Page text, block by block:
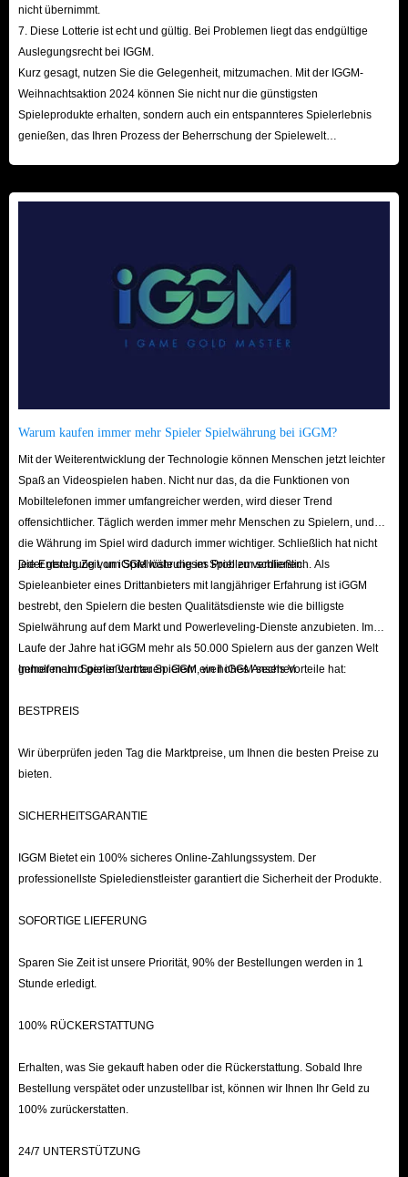
sich als VIP-Mitglied bei IGGM registrieren lassen, um von Rabatten
zwischen 1 % und 5 % zu profitieren.
3. Lieferinformationen
Um einen reibungslosen Transaktionsprozess zu gewährleisten, halten
Sie sich an die folgenden Richtlinien:
Wenn Ihr Speicherstand nicht aufgeführt ist, suchen Sie den NPC
Robin, bauen Sie eine „Hütte“, schlafen Sie, um den Fortschritt zu
sorgfältig in der großen Truhe in Ihrem Haus untergebracht werden.
Denken Sie daran, während des Spiels zu schlafen, um die erhaltenen
Gegenstände zu schützen.
Ihr Eigentum und Ihre Privatsphäre zu schützen.
5. Lieferprozess
Unser engagiertes 24-Stunden-Online-Kundendienstteam wird sich bei der
Überprüfung Ihrer Bestellinformationen umgehend mit dem
Zustellpersonal abstimmen. Dies gewährleistet eine beschleunigte
Lieferung Ihrer Stardew Valley-Artikel und sorgt für eine minimale
Unterbrechung Ihres Spielfortschritts.
6. Bestätigung und Benachrichtigung
Kommunikation während des gesamten Transaktionsprozesses.
während oder nach dem Verkauf auf Fragen oder Bedenken stoßen, steht
Ihnen unser engagiertes Kundendienstteam per Live-Chat oder E-Mail
nicht übernimmt.
7. Diese Lotterie ist echt und gültig. Bei Problemen liegt das endgültige
Auslegungsrecht bei IGGM.
Kurz gesagt, nutzen Sie die Gelegenheit, mitzumachen. Mit der IGGM-
Weihnachtsaktion 2024 können Sie nicht nur die günstigsten
Spieleprodukte erhalten, sondern auch ein entspannteres Spielerlebnis
genießen, das Ihren Prozess der Beherrschung der Spielewelt
Warum kaufen immer mehr Spieler Spielwährung bei iGGM?
Mit der Weiterentwicklung der Technologie können Menschen jetzt leichter
Spaß an Videospielen haben. Nicht nur das, da die Funktionen von
Mobiltelefonen immer umfangreicher werden, wird dieser Trend
offensichtlicher. Täglich werden immer mehr Menschen zu Spielern, und
die Währung im Spiel wird dadurch immer wichtiger. Schließlich hat nicht
jeder genug Zeit, um Spielwährung im Spiel zu verdienen.
Die Entstehung von iGGM löste dieses Problem schließlich. Als
Spieleanbieter eines Drittanbieters mit langjähriger Erfahrung ist iGGM
bestrebt, den Spielern die besten Qualitätsdienste wie die billigste
Spielwährung auf dem Markt und Powerleveling-Dienste anzubieten. Im
Laufe der Jahre hat iGGM mehr als 50.000 Spielern aus der ganzen Welt
geholfen und genießt unter Spielern ein hohes Ansehen.
Immer mehr Spieler vertrauen iGGM, weil iGGM sechs Vorteile hat:
BESTPREIS
Wir überprüfen jeden Tag die Marktpreise, um Ihnen die besten Preise zu
bieten.
SICHERHEITSGARANTIE
IGGM Bietet ein 100% sicheres Online-Zahlungssystem. Der
professionellste Spieledienstleister garantiert die Sicherheit der Produkte.
SOFORTIGE LIEFERUNG
Sparen Sie Zeit ist unsere Priorität, 90% der Bestellungen werden in 1
Stunde erledigt.
100% RÜCKERSTATTUNG
Erhalten, was Sie gekauft haben oder die Rückerstattung. Sobald Ihre
Bestellung verspätet oder unzustellbar ist, können wir Ihnen Ihr Geld zu
100% zurückerstatten.
24/7 UNTERSTÜTZUNG